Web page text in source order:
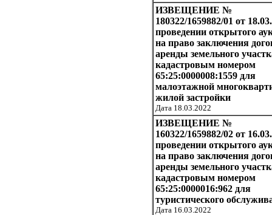
ИЗВЕЩЕНИЕ №
180322/1659882/01 от
проведении открытого
на право заключения
аренды земельного
кадастровым номером
65:25:0000008:1559 для
малоэтажной
жилой застройки
Дата 18.03.2022
ИЗВЕЩЕНИЕ №
160322/1659882/02 от
проведении открытого
на право заключения
аренды земельного
кадастровым номером
65:25:0000016:962 для
туристического
Дата 16.03.2022